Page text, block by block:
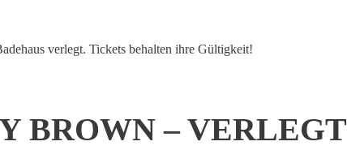
verlegt. Tickets behalten ihre Gültigkeit!
BROWN – VERLEGT